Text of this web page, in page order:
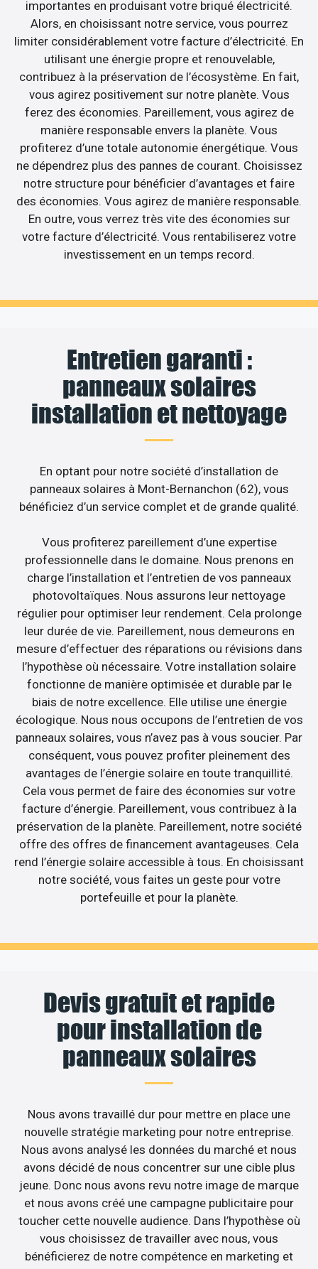
importantes en produisant votre briqué électricité.
Alors, en choisissant notre service, vous pourrez
limiter considérablement votre facture d’électricité. En
utilisant une énergie propre et renouvelable,
contribuez à la préservation de l’écosystème. En fait,
vous agirez positivement sur notre planète. Vous
ferez des économies. Pareillement, vous agirez de
manière responsable envers la planète. Vous
profiterez d’une totale autonomie énergétique. Vous
ne dépendrez plus des pannes de courant. Choisissez
notre structure pour bénéficier d’avantages et faire
des économies. Vous agirez de manière responsable.
En outre, vous verrez très vite des économies sur
votre facture d’électricité. Vous rentabiliserez votre
investissement en un temps record.
Entretien garanti :
panneaux solaires
installation et nettoyage
En optant pour notre société d’installation de
panneaux solaires à Mont-Bernanchon (62), vous
bénéficiez d’un service complet et de grande qualité.
Vous profiterez pareillement d’une expertise
professionnelle dans le domaine. Nous prenons en
charge l’installation et l’entretien de vos panneaux
photovoltaïques. Nous assurons leur nettoyage
régulier pour optimiser leur rendement. Cela prolonge
leur durée de vie. Pareillement, nous demeurons en
mesure d’effectuer des réparations ou révisions dans
l’hypothèse où nécessaire. Votre installation solaire
fonctionne de manière optimisée et durable par le
biais de notre excellence. Elle utilise une énergie
écologique. Nous nous occupons de l’entretien de vos
panneaux solaires, vous n’avez pas à vous soucier. Par
conséquent, vous pouvez profiter pleinement des
avantages de l’énergie solaire en toute tranquillité.
Cela vous permet de faire des économies sur votre
facture d’énergie. Pareillement, vous contribuez à la
préservation de la planète. Pareillement, notre société
offre des offres de financement avantageuses. Cela
rend l’énergie solaire accessible à tous. En choisissant
notre société, vous faites un geste pour votre
portefeuille et pour la planète.
Devis gratuit et rapide
pour installation de
panneaux solaires
Nous avons travaillé dur pour mettre en place une
nouvelle stratégie marketing pour notre entreprise.
Nous avons analysé les données du marché et nous
avons décidé de nous concentrer sur une cible plus
jeune. Donc nous avons revu notre image de marque
et nous avons créé une campagne publicitaire pour
toucher cette nouvelle audience. Dans l’hypothèse où
vous choisissez de travailler avec nous, vous
bénéficierez de notre compétence en marketing et